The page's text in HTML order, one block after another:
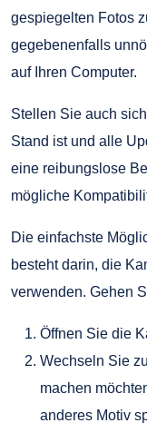
gespiegelten Fotos
gegebenenfalls
auf Ihren Computer.
Stellen Sie auch
Stand ist und alle
eine reibungslose
mögliche
Die einfachste
besteht darin, die
verwenden. Gehen
Öffnen Sie die
Wechseln Sie
machen
anderes Motiv